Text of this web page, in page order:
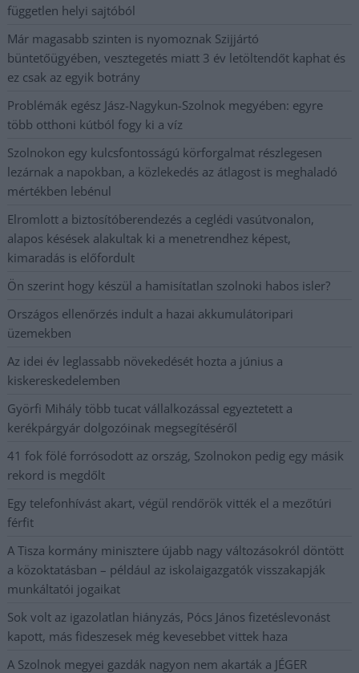
független helyi sajtóból
Már magasabb szinten is nyomoznak Szijjártó
büntetőügyében, vesztegetés miatt 3 év letöltendőt kaphat és
ez csak az egyik botrány
Problémák egész Jász-Nagykun-Szolnok megyében: egyre
több otthoni kútból fogy ki a víz
Szolnokon egy kulcsfontosságú körforgalmat részlegesen
lezárnak a napokban, a közlekedés az átlagost is meghaladó
mértékben lebénul
Elromlott a biztosítóberendezés a ceglédi vasútvonalon,
alapos késések alakultak ki a menetrendhez képest,
kimaradás is előfordult
Ön szerint hogy készül a hamisítatlan szolnoki habos isler?
Országos ellenőrzés indult a hazai akkumulátoripari
üzemekben
Az idei év leglassabb növekedését hozta a június a
kiskereskedelemben
Györfi Mihály több tucat vállalkozással egyeztetett a
kerékpárgyár dolgozóinak megsegítéséről
41 fok fölé forrósodott az ország, Szolnokon pedig egy másik
rekord is megdőlt
Egy telefonhívást akart, végül rendőrök vitték el a mezőtúri
férfit
A Tisza kormány minisztere újabb nagy változásokról döntött
a közoktatásban – például az iskolaigazgatók visszakapják
munkáltatói jogaikat
Sok volt az igazolatlan hiányzás, Pócs János fizetéslevonást
kapott, más fideszesek még kevesebbet vittek haza
A Szolnok megyei gazdák nagyon nem akarták a JÉGER